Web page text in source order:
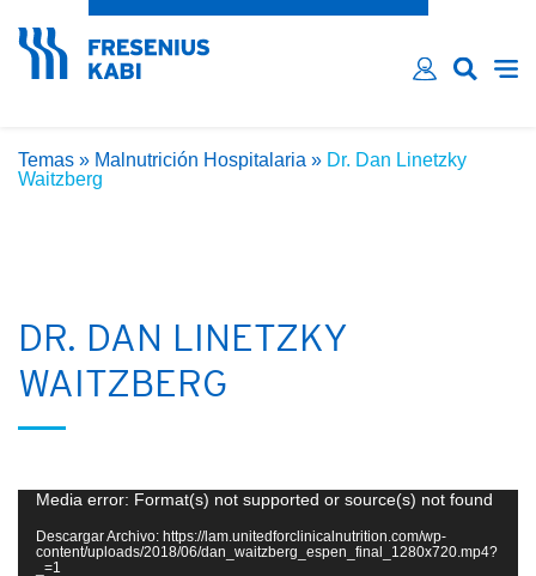
Email*
Recordarme
Temas » Malnutrición Hospitalaria » Dr. Dan Linetzky
Waitzberg
DR. DAN LINETZKY
WAITZBERG
Reproductor
de
Video
Media error: Format(s) not supported or source(s) not found
Descargar Archivo: https://lam.unitedforclinicalnutrition.com/wp-
content/uploads/2018/06/dan_waitzberg_espen_final_1280x720.mp4?
_=1